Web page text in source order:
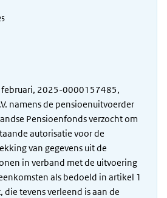
februari, 2025-0000157485,
namens de pensioenuitvoerder
Pensioenfonds verzocht om
autorisatie voor de
van gegevens uit de
in verband met de uitvoering
als bedoeld in artikel 1
die tevens verleend is aan de